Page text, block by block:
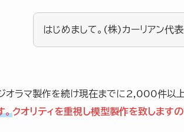
はじめまして。(株)カーリアン代表
オラマ製作を続け現在までに2,000件以
。クオリティを重視し模型製作を致します